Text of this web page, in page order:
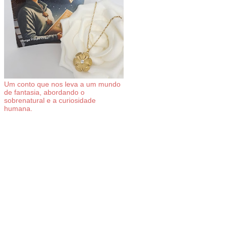
Um conto que nos leva a um mundo
de fantasia, abordando o
sobrenatural e a curiosidade
humana.